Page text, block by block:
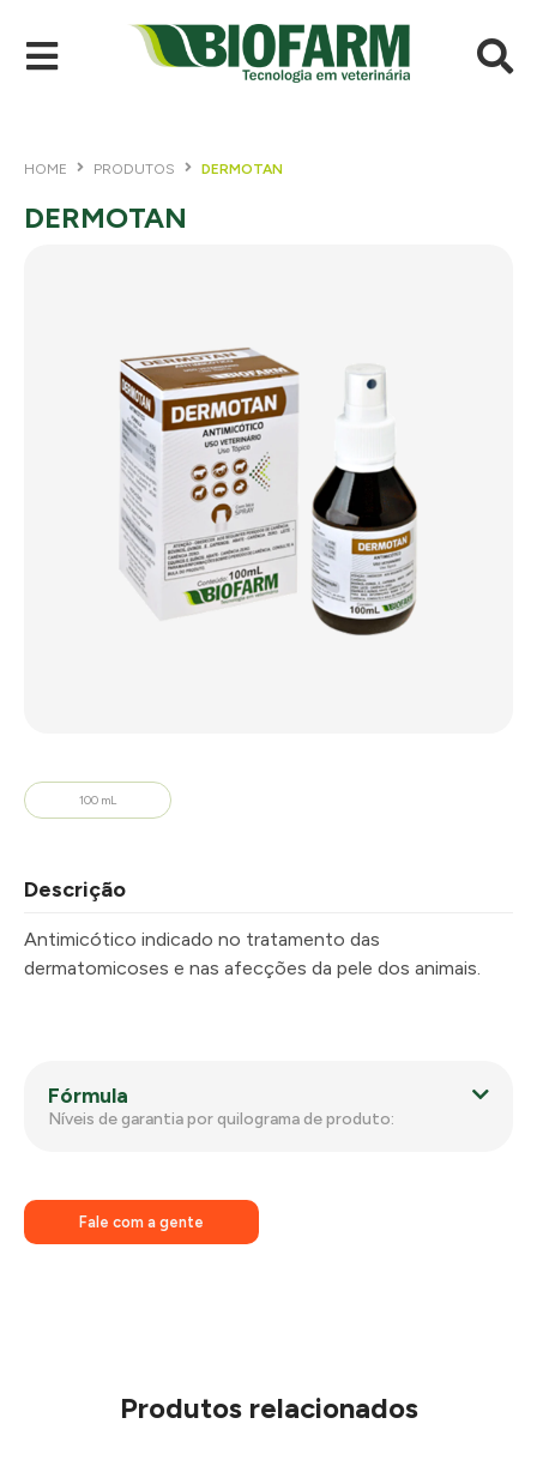
HOME PRODUTOS DERMOTAN
DERMOTAN
Descrição
Antimicótico indicado no tratamento das
dermatomicoses e nas afecções da pele dos animais.
100 mL
Fórmula
Níveis de garantia por quilograma de produto:
Fale com a gente
Produtos relacionados